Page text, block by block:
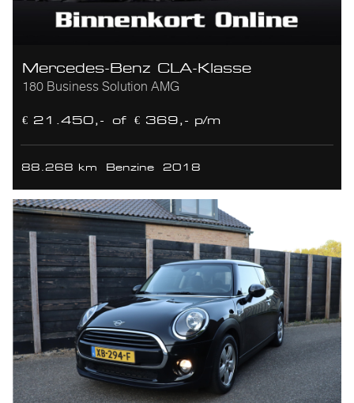
Mercedes-Benz CLA-Klasse
180 Business Solution AMG
€ 21.450,- of € 369,- p/m
88.268 km Benzine 2018